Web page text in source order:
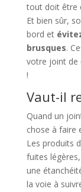
tout doit être
Et bien sûr,
bord et
brusques.
votre joint de
!
Vaut-il
Quand un
chose à faire
Les produits
fuites
une
la voie à